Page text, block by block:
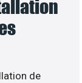
de